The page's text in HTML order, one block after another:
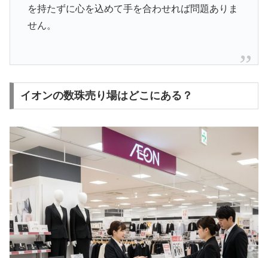
を持たずに心を込めて手を合わせれば問題ありま
せん。
イオンの数珠売り場はどこにある？